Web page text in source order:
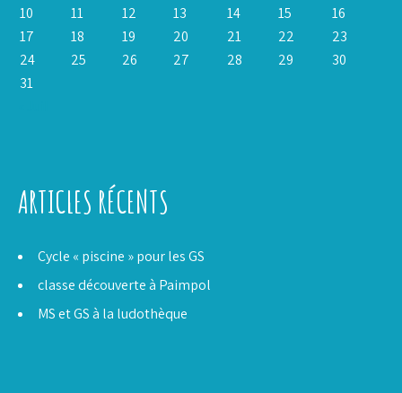
10
11 12 13 14 15
16
17
18 19 20 21 22
23
24
25 26 27 28 29
30
31
ARTICLES RÉCENTS
Cycle « piscine » pour les GS
classe découverte à Paimpol
MS et GS à la ludothèque